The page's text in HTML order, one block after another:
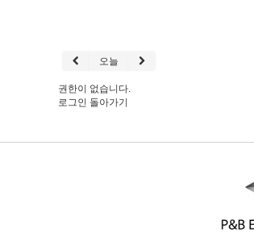
오늘
권한이 없습니다.
로그인 돌아가기